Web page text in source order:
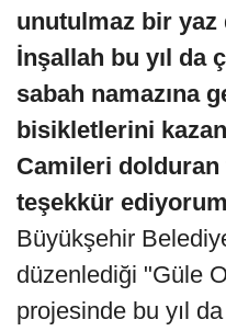
unutulmaz bir
İnşallah bu yıl da
sabah namazına
bisikletlerini
Camileri dolduran
teşekkür
Büyükşehir
düzenlediği "Güle
projesinde bu yıl